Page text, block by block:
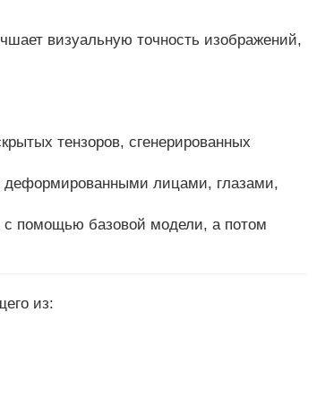
визуальную точность изображений,
тензоров, сгенерированных
деформированными лицами, глазами,
с помощью базовой модели, а потом
из: